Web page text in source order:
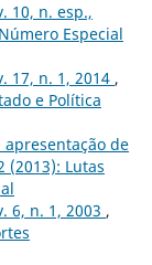
10, n. esp.,
Especial
17, n. 1, 2014 ,
e Política
de
(2013): Lutas
6, n. 1, 2003 ,